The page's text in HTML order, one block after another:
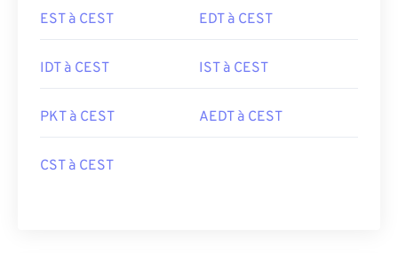
EST à CEST EDT à CEST
IDT à CEST IST à CEST
PKT à CEST AEDT à CEST
CST à CEST